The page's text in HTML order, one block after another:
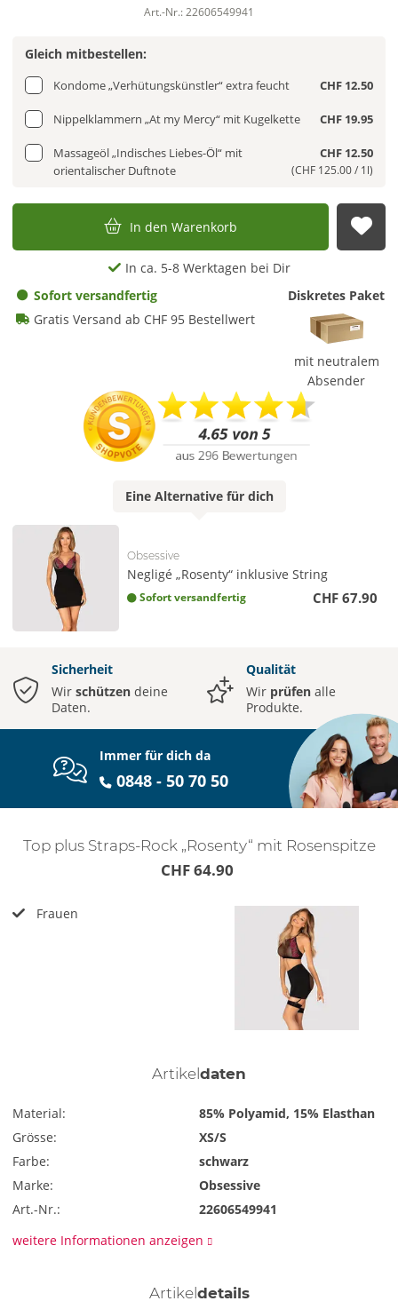
Art.-Nr.: 22606549941
Gleich mitbestellen:
Kondome „Verhütungskünstler“ extra feucht CHF 12.50
Nippelklammern „At my Mercy“ mit Kugelkette CHF 19.95
Massageöl „Indisches Liebes-Öl“ mit
orientalischer Duftnote
CHF 12.50
(CHF 125.00 / 1l)
In den Warenkorb
In ca. 5-8 Werktagen bei Dir
Sofort versandfertig
Gratis Versand ab CHF 95 Bestellwert
Diskretes Paket
mit neutralem
Absender
Eine Alternativefür dich
Obsessive
Negligé „Rosenty“ inklusive String
Sofort versandfertig CHF 67.90
Sicherheit
Wir schützen deine
Daten.
Qualität
Wir prüfen alle
Produkte.
Immer für dich da
0848 - 50 70 50
Top plus Straps-Rock „Rosenty“ mit Rosenspitze
CHF 64.90
Frauen
Artikel daten
Material:
85% Polyamid, 15% Elasthan
Grösse:
XS/S
Farbe:
schwarz
Marke:
Obsessive
Art.-Nr.:
22606549941
weitere Informationen anzeigen
Artikel details